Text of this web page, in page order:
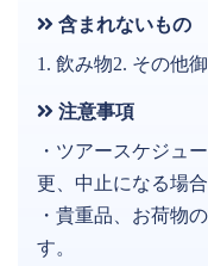
含まれないもの
1. 飲み物2. その他
注意事項
・ツアースケジュ
更、中止になる場合
・貴重品、お荷物
す。